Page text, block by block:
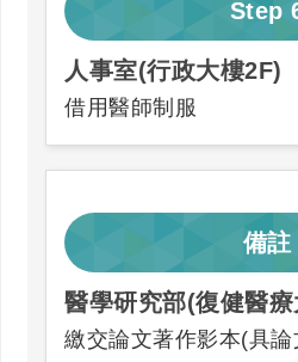
Step
人事室(行政大樓2F)
借用醫師制服
備註
醫學研究部(復健醫
繳交論文著作影本(具